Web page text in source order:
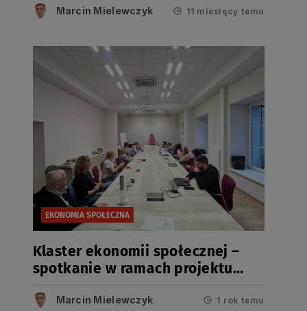
Marcin Mielewczyk 11 miesięcy temu
EKONOMIA SPOŁECZNA
Klaster ekonomii społecznej –
spotkanie w ramach projektu
Marcin Mielewczyk 1 rok temu